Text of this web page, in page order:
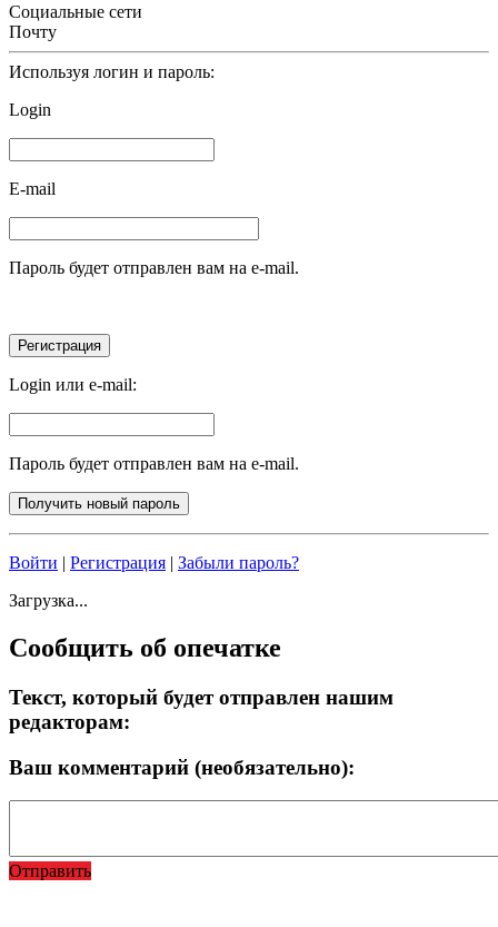
Социальные сети
Почту
Используя логин и пароль:
Login
E-mail
Пароль будет отправлен вам на e-mail.
Login или e-mail:
Пароль будет отправлен вам на e-mail.
Войти | Регистрация | Забыли пароль?
Загрузка...
Сообщить об опечатке
Текст, который будет отправлен нашим
редакторам:
Ваш комментарий (необязательно):
Отправить